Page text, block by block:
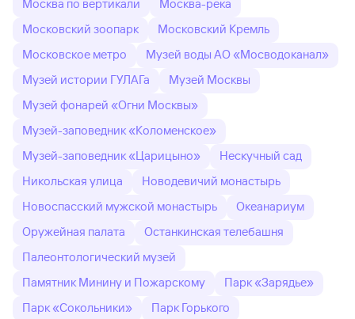
Москва по вертикали
Москва-река
Московский зоопарк
Московский Кремль
Московское метро
Музей воды АО «Мосводоканал»
Музей истории ГУЛАГа
Музей Москвы
Музей фонарей «Огни Москвы»
Музей-заповедник «Коломенское»
Музей-заповедник «Царицыно»
Нескучный сад
Никольская улица
Новодевичий монастырь
Новоспасский мужской монастырь
Океанариум
Оружейная палата
Останкинская телебашня
Палеонтологический музей
Памятник Минину и Пожарскому
Парк «Зарядье»
Парк «Сокольники»
Парк Горького